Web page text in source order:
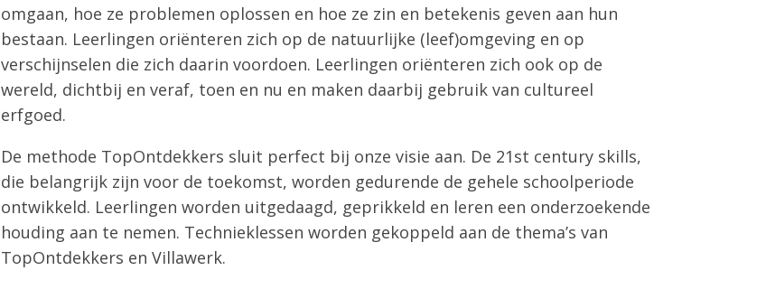
omgaan, hoe ze problemen oplossen en hoe ze zin en betekenis geven aan hun
bestaan. Leerlingen oriënteren zich op de natuurlijke (leef)omgeving en op
verschijnselen die zich daarin voordoen. Leerlingen oriënteren zich ook op de
wereld, dichtbij en veraf, toen en nu en maken daarbij gebruik van cultureel
erfgoed.
De methode TopOntdekkers sluit perfect bij onze visie aan. De 21st century skills,
die belangrijk zijn voor de toekomst, worden gedurende de gehele schoolperiode
ontwikkeld. Leerlingen worden uitgedaagd, geprikkeld en leren een onderzoekende
houding aan te nemen. Technieklessen worden gekoppeld aan de thema’s van
TopOntdekkers en Villawerk.